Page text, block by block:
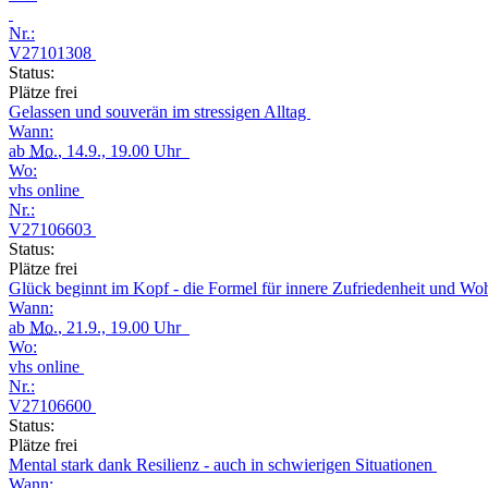
Nr.:
V27101308
Status:
Plätze frei
Gelassen und souverän im stressigen Alltag
Wann:
ab Mo., 14.9., 19.00 Uhr
Wo:
vhs online
Nr.:
V27106603
Status:
Plätze frei
Glück beginnt im Kopf - die Formel für innere Zufriedenheit und
Wann:
ab Mo., 21.9., 19.00 Uhr
Wo:
vhs online
Nr.:
V27106600
Status:
Plätze frei
Mental stark dank Resilienz - auch in schwierigen Situationen
Wann: